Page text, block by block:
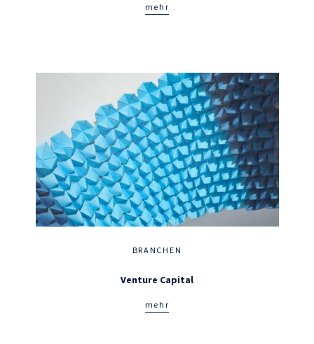
mehr
BRANCHEN
Venture Capital
mehr